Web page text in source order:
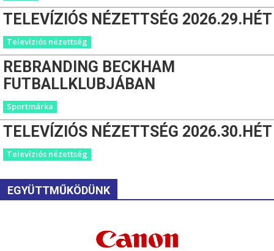
TELEVÍZIÓS NÉZETTSÉG 2026.29.HÉT
Televíziós nézettség
REBRANDING BECKHAM
FUTBALLKLUBJÁBAN
Sportmárka
TELEVÍZIÓS NÉZETTSÉG 2026.30.HÉT
Televíziós nézettség
EGYÜTTMŰKÖDÜNK